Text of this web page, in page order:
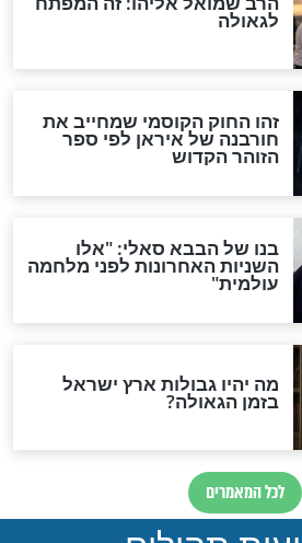
הגאולה תהיה אפיקורסות
גדולה מאוד של
בוא המשיח יהיה
לחזור בתשובה?